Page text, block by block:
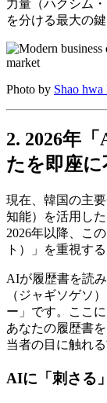
力量（ハクシム
を分ける最大の鍵
Photo by Shao hwa
2. 2026年
たを即座
現在、韓国の主
知能）を活用し
2026年以降、こ
ト）」を重視す
AIが履歴書を読
（ジャギソゲソ
ー」です。ここ
あなたの履歴書
当者の目に触れ
AIに「刺さる